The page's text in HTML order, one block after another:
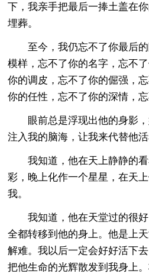
下，我亲手把最后一捧土盖在
埋葬。
至今，我仍忘不了你最后的
模样，忘不了你的名字，忘不
你的调皮，忘不了你的倔强，
你的任性，忘不了你的深情，
眼前总是浮现出他的身影，
注入我的脑海，让我来代替他活
我知道，他在天上静静的看
彩，晚上化作一个星星，在天
我。
我知道，他在天堂过的很好
全都转移到他的身上。他是上
解难。我以后一定会好好活下
把他生命的光辉散发到我身上